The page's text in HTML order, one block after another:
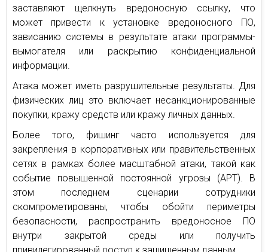
заставляют щелкнуть вредоносную ссылку, что
может привести к установке вредоносного ПО,
зависанию системы в результате атаки программы-
вымогателя или раскрытию конфиденциальной
информации.
Атака может иметь разрушительные результаты. Для
физических лиц это включает несанкционированные
покупки, кражу средств или кражу личных данных.
Более того, фишинг часто используется для
закрепления в корпоративных или правительственных
сетях в рамках более масштабной атаки, такой как
событие повышенной постоянной угрозы (APT). В
этом последнем сценарии сотрудники
скомпрометированы, чтобы обойти периметры
безопасности, распространить вредоносное ПО
внутри закрытой среды или получить